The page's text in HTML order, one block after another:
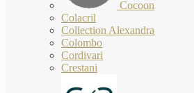
Cocoon
Colacril
Collection Alexandra
Colombo
Cordivari
Crestani